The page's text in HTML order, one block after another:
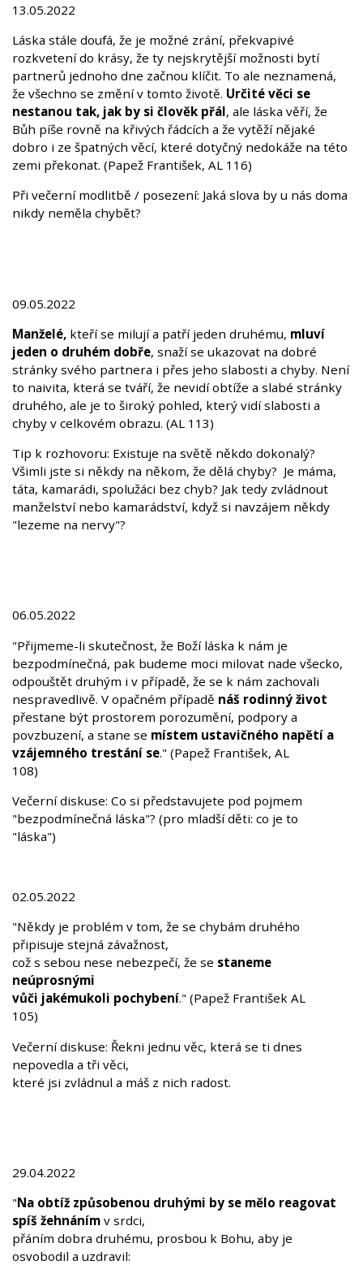
13.05.2022
Láska stále doufá, že je možné zrání, překvapivé
rozkvetení do krásy, že ty nejskrytější možnosti bytí
partnerů jednoho dne začnou klíčit. To ale neznamená,
že všechno se změní v tomto životě. Určité věci se
nestanou tak, jak by si člověk přál, ale láska věří, že
Bůh píše rovně na křivých řádcích a že vytěží nějaké
dobro i ze špatných věcí, které dotyčný nedokáže na této
zemi překonat. (Papež František, AL 116)
Při večerní modlitbě / posezení: Jaká slova by u nás doma
nikdy neměla chybět?
09.05.2022
Manželé, kteří se milují a patří jeden druhému, mluví
jeden o druhém dobře, snaží se ukazovat na dobré
stránky svého partnera i přes jeho slabosti a chyby. Není
to naivita, která se tváří, že nevidí obtíže a slabé stránky
druhého, ale je to široký pohled, který vidí slabosti a
chyby v celkovém obrazu. (AL 113)
Tip k rozhovoru: Existuje na světě někdo dokonalý?
Všimli jste si někdy na někom, že dělá chyby? Je máma,
táta, kamarádi, spolužáci bez chyb? Jak tedy zvládnout
manželství nebo kamarádství, když si navzájem někdy
"lezeme na nervy"?
06.05.2022
"Přijmeme-li skutečnost, že Boží láska k nám je
bezpodmínečná, pak budeme moci milovat nade všecko,
odpouštět druhým i v případě, že se k nám zachovali
nespravedlivě. V opačném případě náš rodinný život
přestane být prostorem porozumění, podpory a
povzbuzení, a stane se místem ustavičného napětí a
vzájemného trestání se." (Papež František, AL
108)
Večerní diskuse: Co si představujete pod pojmem
"bezpodmínečná láska"? (pro mladší děti: co je to
"láska")
02.05.2022
"Někdy je problém v tom, že se chybám druhého
připisuje stejná závažnost,
což s sebou nese nebezpečí, že se staneme
neúprosnými
vůči jakémukoli pochybení." (Papež František AL
105)
Večerní diskuse: Řekni jednu věc, která se ti dnes
nepovedla a tři věci,
které jsi zvládnul a máš z nich radost.
29.04.2022
"Na obtíž způsobenou druhými by se mělo reagovat
spíš žehnáním v srdci,
přáním dobra druhému, prosbou k Bohu, aby je
osvobodil a uzdravil: